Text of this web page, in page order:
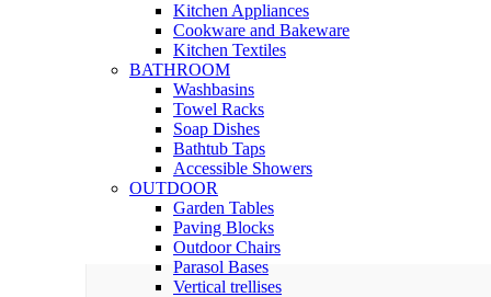
Kitchen Appliances
Cookware and Bakeware
Kitchen Textiles
BATHROOM
Washbasins
Towel Racks
Soap Dishes
Bathtub Taps
Accessible Showers
OUTDOOR
Garden Tables
Paving Blocks
Outdoor Chairs
Parasol Bases
Vertical trellises